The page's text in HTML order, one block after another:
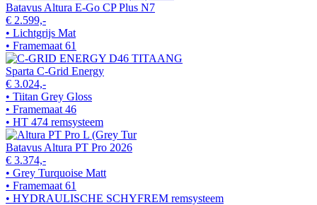
Batavus Altura E-Go CP Plus N7
€ 2.599,-
• Lichtgrijs Mat
• Framemaat 61
Sparta C-Grid Energy
€ 3.024,-
• Tiitan Grey Gloss
• Framemaat 46
• HT 474 remsysteem
Batavus Altura PT Pro 2026
€ 3.374,-
• Grey Turquoise Matt
• Framemaat 61
• HYDRAULISCHE SCHYFREM remsysteem